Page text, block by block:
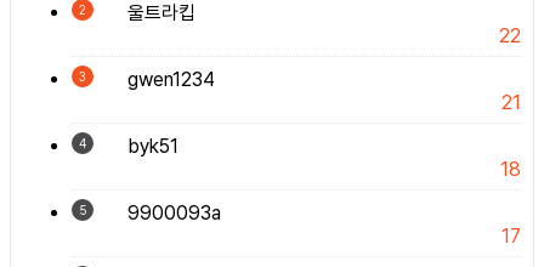
2
울트라킵
22
3
gwen1234
21
4
byk51
18
5
9900093a
17